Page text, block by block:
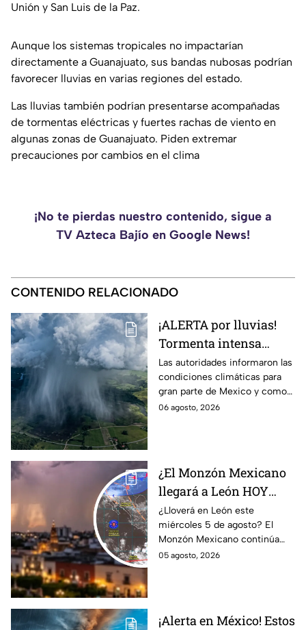
Unión y San Luis de la Paz.
Aunque los sistemas tropicales no impactarían
directamente a Guanajuato, sus bandas nubosas podrían
favorecer lluvias en varias regiones del estado.
Las lluvias también podrían presentarse acompañadas
de tormentas eléctricas y fuertes rachas de viento en
algunas zonas de Guanajuato. Piden extremar
precauciones por cambios en el clima
¡No te pierdas nuestro contenido, sigue a
TV Azteca Bajío en Google News!
CONTENIDO RELACIONADO
¡ALERTA por lluvias!
Tormenta intensa
azotará en varios
estado; ¿afectará a
Guanajuato?
Las autoridades informaron las
condiciones climáticas para
gran parte de Mexico y como
afectará a la entidad.
06 agosto, 2026
¿El Monzón Mexicano
llegará a León HOY
miércoles? Esto dice el
pronóstico para este 5
de agosto
¿Lloverá en León este
miércoles 5 de agosto? El
Monzón Mexicano continúa
afectando a varios estados del
05 agosto, 2026
¡Alerta en México! Estos